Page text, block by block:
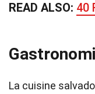
READ ALSO: 40
La cuisine